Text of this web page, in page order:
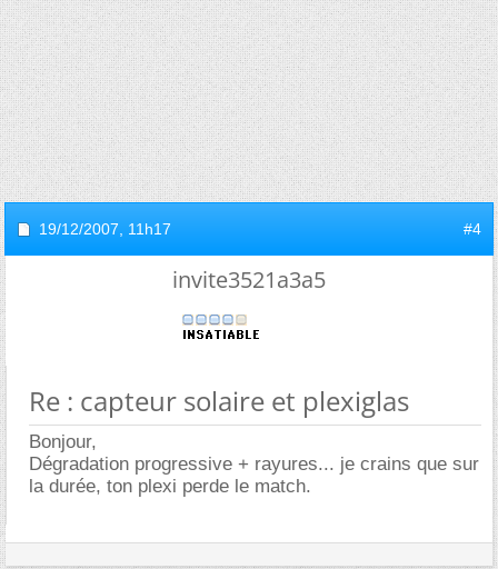
19/12/2007, 11h17 #4
invite3521a3a5
Re : capteur solaire et plexiglas
Bonjour,
Dégradation progressive + rayures... je crains que sur
la durée, ton plexi perde le match.